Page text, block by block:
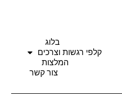
בלוג
קלפי רגשות וצרכים
המלצות
צור קשר